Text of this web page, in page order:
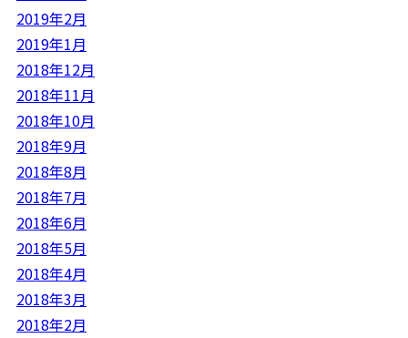
2019年2月
2019年1月
2018年12月
2018年11月
2018年10月
2018年9月
2018年8月
2018年7月
2018年6月
2018年5月
2018年4月
2018年3月
2018年2月